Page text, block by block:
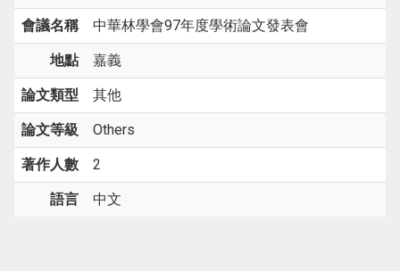
會議名稱 中華林學會97年度學術論文發表會
地點 嘉義
論文類型 其他
論文等級 Others
著作人數 2
語言 中文